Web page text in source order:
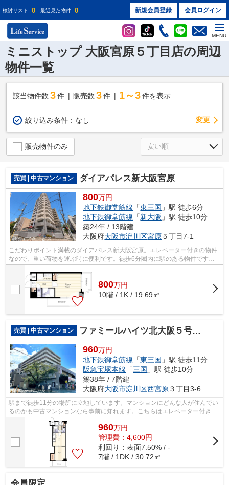
検討リスト: 0 最近見た物件: 0 新規会員登録 会員ログイン
MENU
ミニストップ 大阪宮原５丁目店の周辺
物件一覧
該当物件数 3件 販売数 3 件 1～3 件を表示
絞り込み条件： なし 変更
販売物件のみ
売買 | 中古マンション ダイアパレス新大阪宮原
800万円
地下鉄御堂筋線 「東三国 」駅 徒歩6分
地下鉄御堂筋線 「新大阪 」駅 徒歩10分
築24年 / 13階建
大阪府大阪市淀川区宮原５丁目7-1
こだわりポイント満載のダイアパレス新大阪宮原。エレベーター付きの物件
なので、重い荷物を運ぶ時に便利です。徒歩6分圏内に駅のある物件です。
築22年の中古マンションです。住民から...
800万円
10階 / 1K / 19.69㎡
売買 | 中古マンション ファミールハイツ北大阪５号棟弐番館
960万円
地下鉄御堂筋線 「東三国 」駅 徒歩11分
阪急宝塚本線 「三国 」駅 徒歩10分
築38年 / 7階建
大阪府大阪市淀川区西宮原３丁目3-6
駅まで徒歩11分の場所に立地しています。マンションにどんな人が住んでい
るのかも中古マンションなら事前に知れます。こちらはエレベーター付きの
物件です。地下鉄御堂筋線東三国近く...
960万円
管理費：4,600円
利回り：表面7.50% / -
7階 / 1DK / 30.72㎡
会員限定